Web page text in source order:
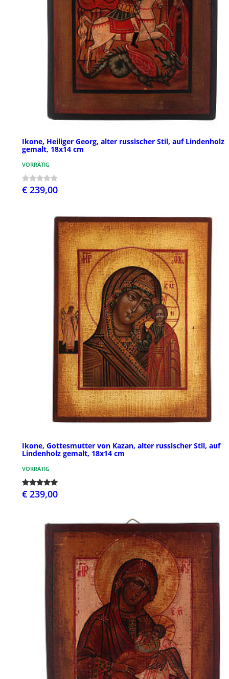
Ikone, Heiliger Georg, alter russischer Stil, auf Lindenholz
gemalt, 18x14 cm
VORRÄTIG
€ 239,00
Ikone, Gottesmutter von Kazan, alter russischer Stil, auf
Lindenholz gemalt, 18x14 cm
VORRÄTIG
€ 239,00